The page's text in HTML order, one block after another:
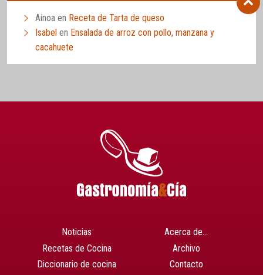
Ainoa en Receta de Tarta de queso
Isabel en Ensalada de arroz con pollo, manzana y
cacahuete
Noticias
Recetas de Cocina
Diccionario de cocina
Acerca de…
Archivo
Contacto